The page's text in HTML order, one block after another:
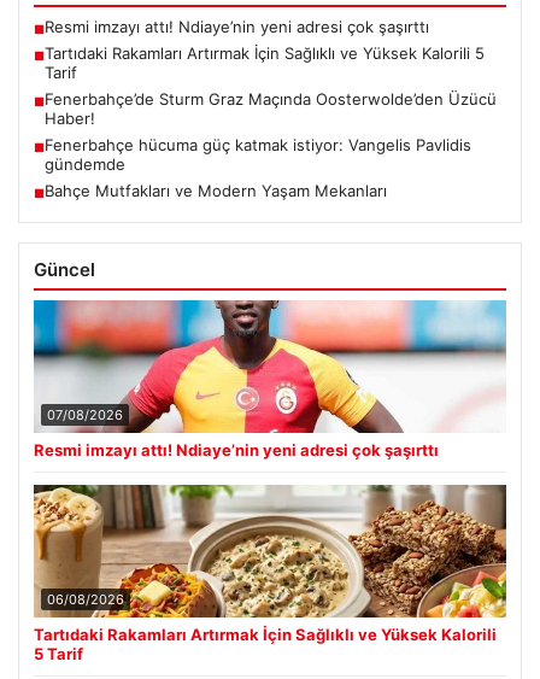
■Resmi imzayı attı! Ndiaye’nin yeni adresi çok şaşırttı
■Tartıdaki Rakamları Artırmak İçin Sağlıklı ve Yüksek Kalorili 5
Tarif
■Fenerbahçe’de Sturm Graz Maçında Oosterwolde’den Üzücü
Haber!
■Fenerbahçe hücuma güç katmak istiyor: Vangelis Pavlidis
gündemde
■Bahçe Mutfakları ve Modern Yaşam Mekanları
Güncel
07/08/2026
Resmi imzayı attı! Ndiaye’nin yeni adresi çok şaşırttı
06/08/2026
Tartıdaki Rakamları Artırmak İçin Sağlıklı ve Yüksek Kalorili
5 Tarif